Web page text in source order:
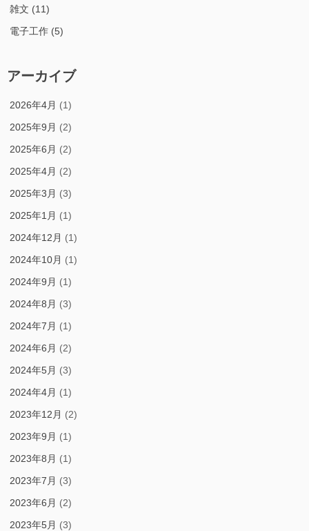
雑文 (11)
電子工作 (5)
アーカイブ
2026年4月 (1)
2025年9月 (2)
2025年6月 (2)
2025年4月 (2)
2025年3月 (3)
2025年1月 (1)
2024年12月 (1)
2024年10月 (1)
2024年9月 (1)
2024年8月 (3)
2024年7月 (1)
2024年6月 (2)
2024年5月 (3)
2024年4月 (1)
2023年12月 (2)
2023年9月 (1)
2023年8月 (1)
2023年7月 (3)
2023年6月 (2)
2023年5月 (3)